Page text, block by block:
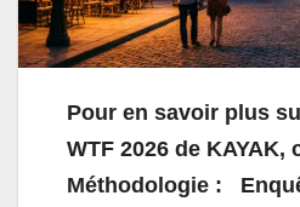
Pour en savoir plus
WTF 2026 de KAYAK,
Méthodologie :